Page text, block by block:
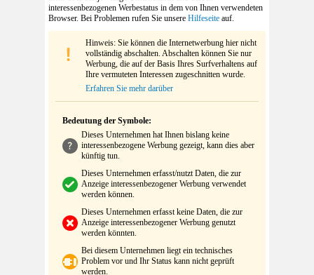
interessenbezogenen Werbestatus in dem von Ihnen verwendeten
Browser. Bei Problemen rufen Sie unsere Hilfeseite auf.
Hinweis: Sie können die Internetwerbung hier nicht
vollständig abschalten. Abschalten können Sie nur
Werbung, die auf der Basis Ihres Surfverhaltens auf
Ihre vermuteten Interessen zugeschnitten wurde.
Erfahren Sie mehr darüber
Bedeutung der Symbole:
Dieses Unternehmen hat Ihnen bislang keine
interessenbezogene Werbung gezeigt, kann dies aber
künftig tun.
Dieses Unternehmen erfasst/nutzt Daten, die zur
Anzeige interessenbezogener Werbung verwendet
werden können.
Dieses Unternehmen erfasst keine Daten, die zur
Anzeige interessenbezogener Werbung genutzt
werden könnten.
Bei diesem Unternehmen liegt ein technisches
Problem vor und Ihr Status kann nicht geprüft
werden.